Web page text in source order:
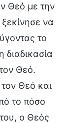
Θεό με την
να
το
διαδικασία
Θεό.
Θεό και
το πόσο
ο Θεός